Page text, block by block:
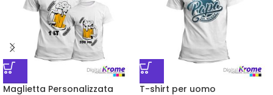
Maglietta Personalizzata
T-shirt per uomo